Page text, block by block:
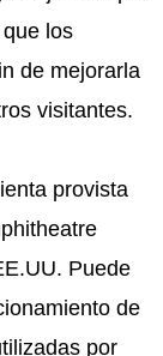
los
de mejorarla
visitantes.
provista
Puede
de
por